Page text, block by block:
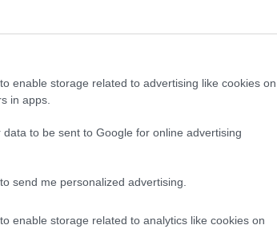
enable storage related to advertising like cookies on
in apps.
to be sent to Google for online advertising
send me personalized advertising.
enable storage related to analytics like cookies on
στο Discover
Σημαντική απώλεια βάρους
την εβδομάδα